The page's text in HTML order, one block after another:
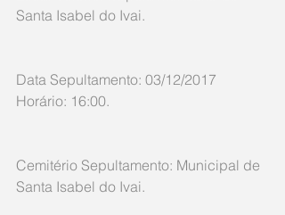
Santa Isabel do Ivai.
Data Sepultamento: 03/12/2017
Horário: 16:00.
Cemitério Sepultamento: Municipal de
Santa Isabel do Ivai.